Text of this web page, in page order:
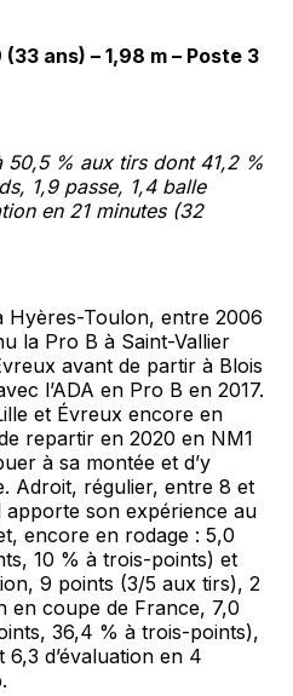
ans) – 1,98 m – Poste 3
% aux tirs dont 41,2 %
1,9 passe, 1,4 balle
en 21 minutes (32
Hyères-Toulon, entre 2006
la Pro B à Saint-Vallier
avant de partir à Blois
l’ADA en Pro B en 2017.
et Évreux encore en
repartir en 2020 en NM1
à sa montée et d’y
Adroit, régulier, entre 8 et
apporte son expérience au
encore en rodage : 5,0
10 % à trois-points) et
9 points (3/5 aux tirs), 2
en coupe de France, 7,0
36,4 % à trois-points),
d’évaluation en 4